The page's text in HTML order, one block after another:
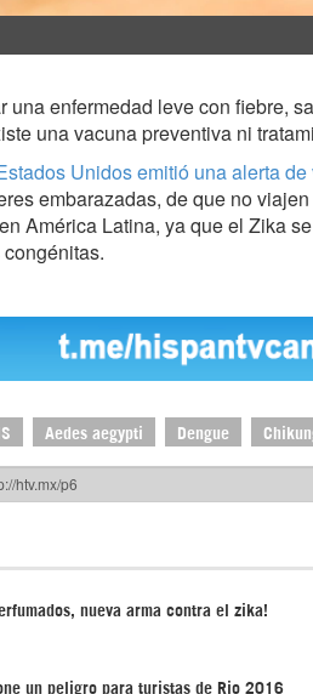
una enfermedad leve con fiebre,
una vacuna preventiva ni
Unidos emitió una alerta
embarazadas, de que no
América Latina, ya que el Zika
Aedes aegypti Dengue
nueva arma contra el zika!
un peligro para turistas de Rio 2016